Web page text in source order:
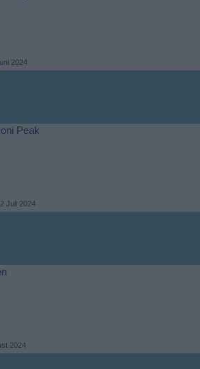
2024
Peak
Juli 2024
2024